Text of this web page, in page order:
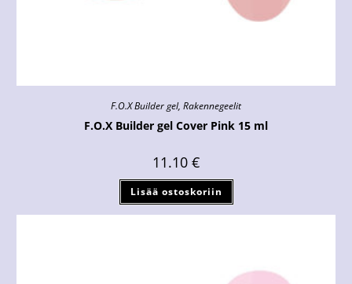
F.O.X Builder gel, Rakennegeelit
F.O.X Builder gel Cover Pink 15 ml
11.10 €
Lisää ostoskoriin